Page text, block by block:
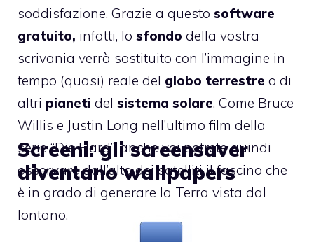
soddisfazione. Grazie a questo software
gratuito, infatti, lo sfondo della vostra
scrivania verrà sostituito con l’immagine in
tempo (quasi) reale del globo terrestre o di
altri pianeti del sistema solare. Come Bruce
Willis e Justin Long nell’ultimo film della
serie “Die Hard”, anche voi potrete quindi
osservare dall’alto dei satelliti il fascino che
è in grado di generare la Terra vista dal
lontano.
Screeni: gli screensaver
diventano wallpapers